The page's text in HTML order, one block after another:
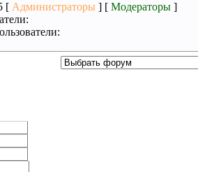
[ Администраторы ] [ Модераторы ]